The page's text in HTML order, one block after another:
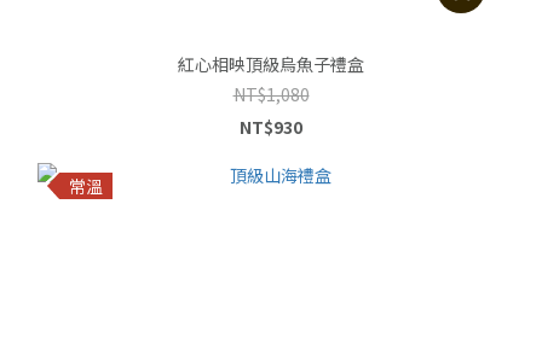
紅心相映頂級烏魚子禮盒
NT$1,080
NT$930
常溫